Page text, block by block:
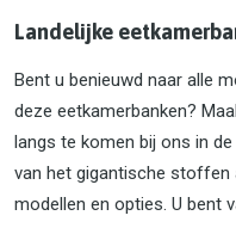
Landelijke
Bent u benieuwd naar alle
deze eetkamerbanken?
langs te komen bij ons in
van het gigantische stoffen
modellen en opties. U bent